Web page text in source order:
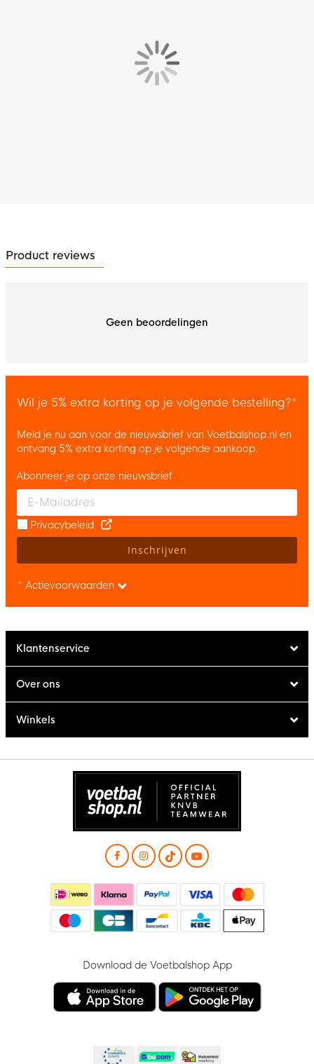
Product reviews
Geen beoordelingen
Wil je 5% extra korting op je volgende bestelling?*
Meld je nu aan voor de nieuwsbrief van Voetbalshop.nl en
ontvang 5% extra korting op je volgende aankoop.
Enter your email and accept the privacy policy to subscribe to
Abonneer je op onze nieuwsbrief
Privacybeleid
Inschrijven
* Actievoorwaarden
Klantenservice
Over ons
Winkels
Download de Voetbalshop App